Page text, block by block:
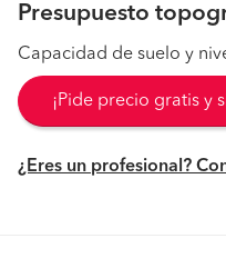
Presupuesto
Capacidad de suelo y
¡Pide precio gratis y
¿Eres un profesional?